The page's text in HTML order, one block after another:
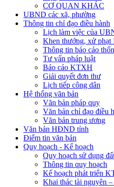
CƠ QUAN KHÁC
UBND các xã, phường
Thông tin chỉ đạo điều hành
Lịch làm việc của
Khen thưởng, xử phạt
Thông tin báo cáo
Tư vấn pháp luật
Báo cáo KTXH
Giải quyết đơn thư
Lịch tiếp công dân
Hệ thống văn bản
Văn bản pháp quy
Văn bản chỉ đạo điều
Văn bản trung ương
Văn bản HĐND tỉnh
Điểm tin văn bản
Quy hoạch - Kế hoạch
Quy hoạch sử dụng
Thông tin quy hoạch
Kế hoạch phát triển
Khai thác tài nguyên